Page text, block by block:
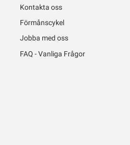
Kontakta oss
Förmånscykel
Jobba med oss
FAQ - Vanliga Frågor